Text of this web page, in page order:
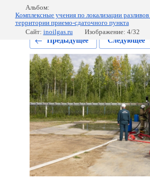
Альбом:
Комплексные учения по локализации
территории приемо-сдаточного пункта
Сайт: inoilgas.ru
Изображение: 4/32
Предыдущее
Следующее